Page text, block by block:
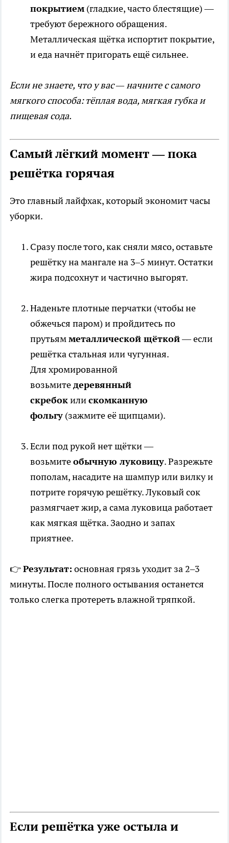
покрытием (гладкие, часто блестящие) —
требуют бережного обращения.
Металлическая щётка испортит покрытие,
и еда начнёт пригорать ещё сильнее.
Если не знаете, что у вас — начните с самого
мягкого способа: тёплая вода, мягкая губка и
пищевая сода.
Самый лёгкий момент — пока
решётка горячая
Это главный лайфхак, который экономит часы
уборки.
Сразу после того, как сняли мясо, оставьте
решётку на мангале на 3–5 минут. Остатки
жира подсохнут и частично выгорят.
Наденьте плотные перчатки (чтобы не
обжечься паром) и пройдитесь по
прутьямметаллической щёткой— если
решётка стальная или чугунная.
Для хромированной
возьмитедеревянный
скребокилискомканную
фольгу (зажмите её щипцами).
Если под рукой нет щётки —
возьмитеобычную луковицу. Разрежьте
пополам, насадите на шампур или вилку и
потрите горячую решётку. Луковый сок
размягчает жир, а сама луковица работает
как мягкая щётка. Заодно и запах
приятнее.
👉Результат: основная грязь уходит за 2–3
минуты. После полного остывания останется
только слегка протереть влажной тряпкой.
Если решётка уже остыла и